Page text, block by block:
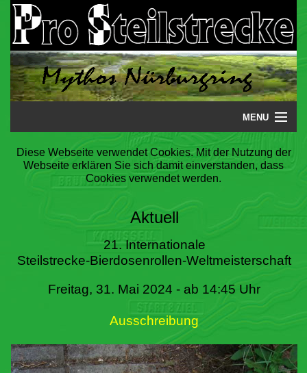
MENU
Startseite
Steilstrecke
Literatur
Termine
Diese Webseite verwendet Cookies. Mit der Nutzung der
Webseite erklären Sie sich damit einverstanden, dass
Cookies verwendet werden.
Aktuell
21. Internationale
Steilstrecke-Bierdosenrollen-Weltmeisterschaft
Freitag, 31. Mai 2024 - ab 14:45 Uhr
Ausschreibung